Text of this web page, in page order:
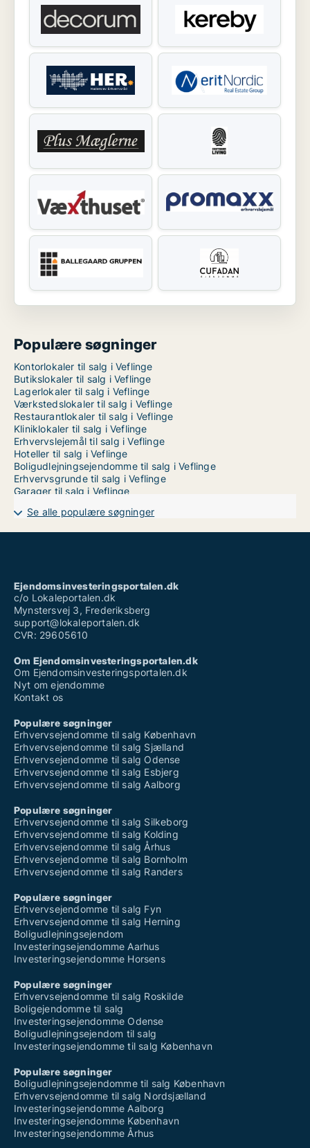
Populære søgninger
Kontorlokaler til salg i Veflinge
Butikslokaler til salg i Veflinge
Lagerlokaler til salg i Veflinge
Værkstedslokaler til salg i Veflinge
Restaurantlokaler til salg i Veflinge
Kliniklokaler til salg i Veflinge
Erhvervslejemål til salg i Veflinge
Hoteller til salg i Veflinge
Boligudlejningsejendomme til salg i Veflinge
Erhvervsgrunde til salg i Veflinge
Garager til salg i Veflinge
Se alle populære søgninger
Ejendomsinvesteringsportalen.dk
c/o Lokaleportalen.dk
Mynstersvej 3, Frederiksberg
support@lokaleportalen.dk
CVR: 29605610
Om Ejendomsinvesteringsportalen.dk
Om Ejendomsinvesteringsportalen.dk
Nyt om ejendomme
Kontakt os
Populære søgninger
Erhvervsejendomme til salg København
Erhvervsejendomme til salg Sjælland
Erhvervsejendomme til salg Odense
Erhvervsejendomme til salg Esbjerg
Erhvervsejendomme til salg Aalborg
Populære søgninger
Erhvervsejendomme til salg Silkeborg
Erhvervsejendomme til salg Kolding
Erhvervsejendomme til salg Århus
Erhvervsejendomme til salg Bornholm
Erhvervsejendomme til salg Randers
Populære søgninger
Erhvervsejendomme til salg Fyn
Erhvervsejendomme til salg Herning
Boligudlejningsejendom
Investeringsejendomme Aarhus
Investeringsejendomme Horsens
Populære søgninger
Erhvervsejendomme til salg Roskilde
Boligejendomme til salg
Investeringsejendomme Odense
Boligudlejningsejendom til salg
Investeringsejendomme til salg København
Populære søgninger
Boligudlejningsejendomme til salg København
Erhvervsejendomme til salg Nordsjælland
Investeringsejendomme Aalborg
Investeringsejendomme København
Investeringsejendomme Århus